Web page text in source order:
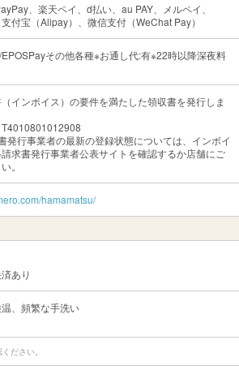
、楽天ペイ、d払い、au PAY、メルペイ、
付宝（Alipay）、微信支付（WeChat Pay）
その他各種※お通し代:有※22時以降深夜料
インボイス）の要件を満たした領収書を発行しま
発行事業者の最新の登録状態については、インボイ
求書発行事業者公表サイトを確認するか店舗にご
。
hamamatsu/
あり
、頻繁な手洗い
ださい。